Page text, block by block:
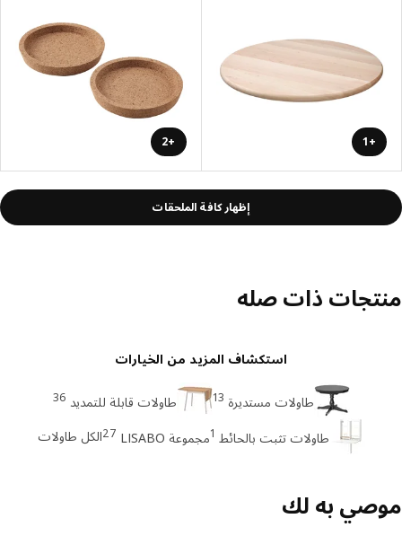
+1
+2
إظهار كافة الملحقات
ذات صله
استكشاف المزيد من الخيارات
طاولات مستديرة 13 طاولات قابلة للتمديد 36
طاولات تثبت بالحائط 1مجموعة LISABO 27 الكل طاولات
به لك